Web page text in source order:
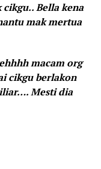
cikgu.. Bella kena
mak mertua
macam org
cikgu berlakon
Mesti dia